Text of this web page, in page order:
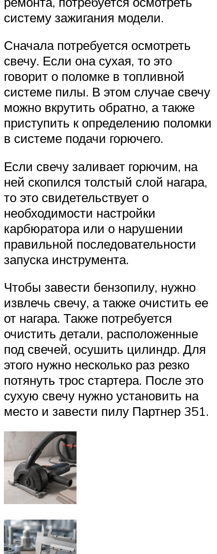
систему зажигания модели.
Сначала потребуется осмотреть
свечу. Если она сухая, то это
говорит о поломке в топливной
системе пилы. В этом случае свечу
можно вкрутить обратно, а также
приступить к определению поломки
в системе подачи горючего.
Если свечу заливает горючим, на
ней скопился толстый слой нагара,
то это свидетельствует о
необходимости настройки
карбюратора или о нарушении
правильной последовательности
запуска инструмента.
Чтобы завести бензопилу, нужно
извлечь свечу, а также очистить ее
от нагара. Также потребуется
очистить детали, расположенные
под свечей, осушить цилиндр. Для
этого нужно несколько раз резко
потянуть трос стартера. После это
сухую свечу нужно установить на
место и завести пилу Партнер 351.